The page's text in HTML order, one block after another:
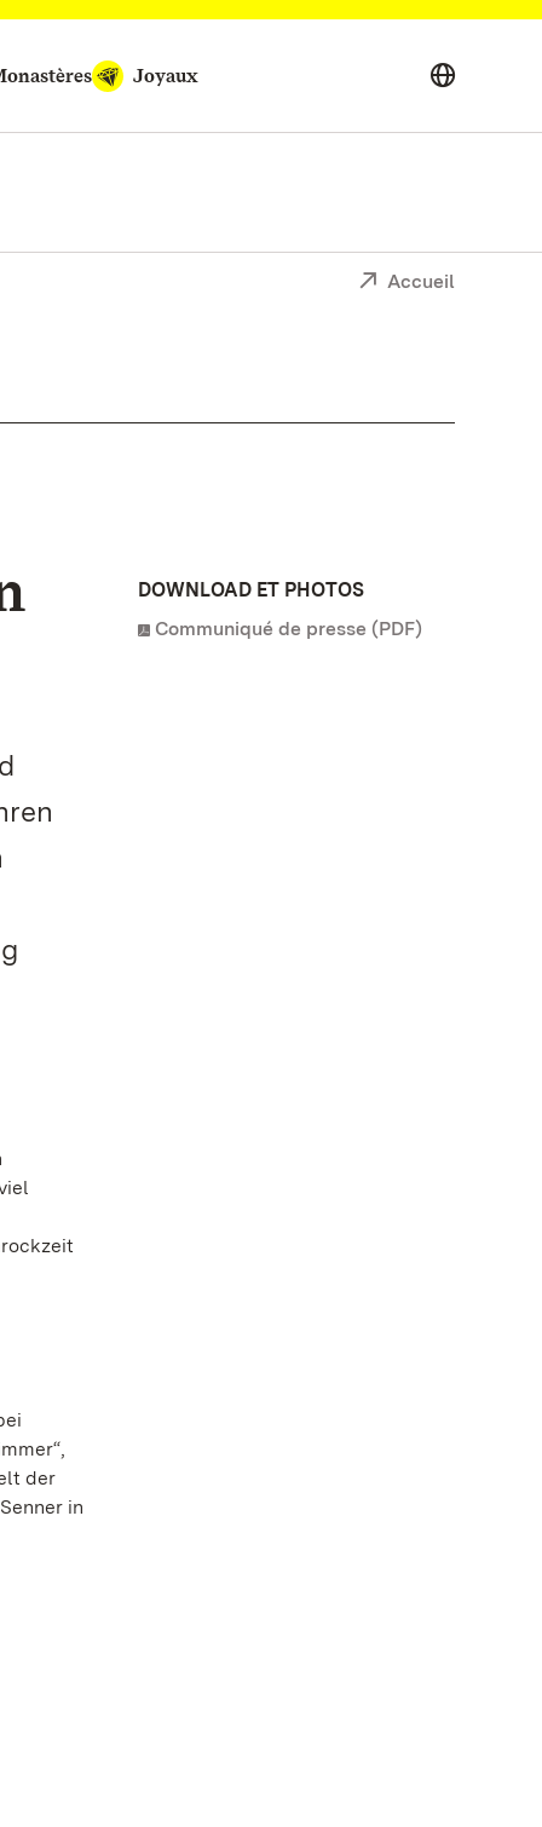
Joyaux
Accueil
der
in
DOWNLOAD ET PHOTOS
Communiqué de presse (PDF)